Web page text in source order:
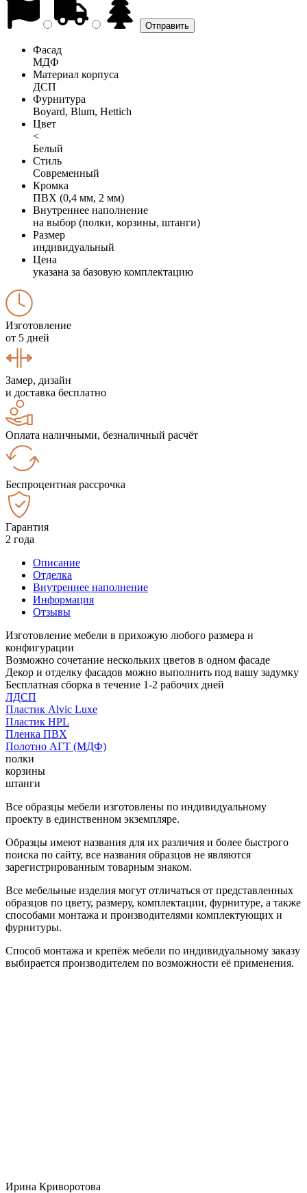
Фасад
МДФ
Материал корпуса
ДСП
Фурнитура
Boyard, Blum, Hettich
Цвет
<
Белый
Стиль
Современный
Кромка
ПВХ (0,4 мм, 2 мм)
Внутреннее наполнение
на выбор (полки, корзины, штанги)
Размер
индивидуальный
Цена
указана за базовую комплектацию
Изготовление
от 5 дней
Замер, дизайн
и доставка бесплатно
Оплата наличными, безналичный расчёт
Беспроцентная рассрочка
Гарантия
2 года
Описание
Отделка
Внутреннее наполнение
Информация
Отзывы
Изготовление мебели в прихожую любого размера и
конфигурации
Возможно сочетание нескольких цветов в одном фасаде
Декор и отделку фасадов можно выполнить под вашу задумку
Бесплатная сборка в течение 1-2 рабочих дней
ЛДСП
Пластик Alvic Luxe
Пластик HPL
Пленка ПВХ
Полотно АГТ (МДФ)
полки
корзины
штанги
Все образцы мебели изготовлены по индивидуальному
проекту в единственном экземпляре.
Образцы имеют названия для их различия и более быстрого
поиска по сайту, все названия образцов не являются
зарегистрированным товарным знаком.
Все мебельные изделия могут отличаться от представленных
образцов по цвету, размеру, комплектации, фурнитуре, а также
способами монтажа и производителями комплектующих и
фурнитуры.
Способ монтажа и крепёж мебели по индивидуальному заказу
выбирается производителем по возможности её применения.
Ирина Криворотова